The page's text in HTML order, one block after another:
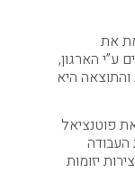
את
ע”י הארגון,
והתוצאה היא
פוטנציאל
העבודה
יזומות